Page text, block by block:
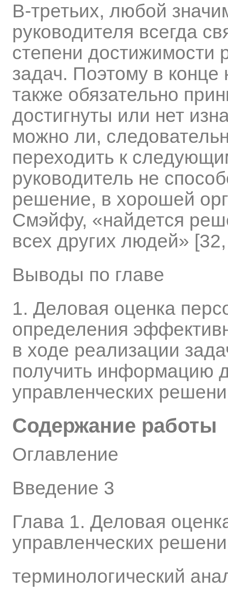
В-третьих, любой
руководителя всегда
степени
задач. Поэтому в конце
также обязательно
достигнуты или нет
можно ли,
переходить к
руководитель не
решение, в хорошей
Смэйфу, «найдется
всех других людей»
Выводы по главе
1. Деловая оценка
определения
в ходе реализации
получить информацию
управленческих
Содержание работы
Оглавление
Введение 3
Глава 1. Деловая
управленческих
терминологический